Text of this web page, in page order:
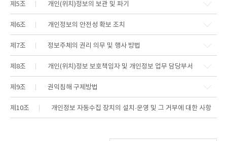
제5조 개인(위치)정보의 보관 및 파기
제6조 개인정보의 안전성 확보 조치
제7조 정보주체의 권리 의무 및 행사 방법
제8조 개인(위치)정보 보호책임자 및 개인정보 업무 담당부서
제9조 권익침해 구제방법
제10조 개인정보 자동수집 장치의 설치·운영 및 그 거부에 대한 사항